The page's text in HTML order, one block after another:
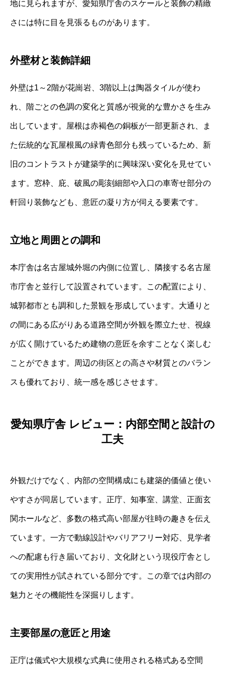
地に見られますが、愛知県庁舎のスケールと装飾の精緻
さには特に目を見張るものがあります。
外壁材と装飾詳細
外壁は1～2階が花崗岩、3階以上は陶器タイルが使わ
れ、階ごとの色調の変化と質感が視覚的な豊かさを生み
出しています。屋根は赤褐色の銅板が一部更新され、ま
た伝統的な瓦屋根風の緑青色部分も残っているため、新
旧のコントラストが建築学的に興味深い変化を見せてい
ます。窓枠、庇、破風の彫刻細部や入口の車寄せ部分の
軒回り装飾なども、意匠の凝り方が伺える要素です。
立地と周囲との調和
本庁舎は名古屋城外堀の内側に位置し、隣接する名古屋
市庁舎と並行して設置されています。この配置により、
城郭都市とも調和した景観を形成しています。大通りと
の間にある広がりある道路空間が外観を際立たせ、視線
が広く開けているため建物の意匠を余すことなく楽しむ
ことができます。周辺の街区との高さや材質とのバラン
スも優れており、統一感を感じさせます。
愛知県庁舎 レビュー：内部空間と設計の
工夫
外観だけでなく、内部の空間構成にも建築的価値と使い
やすさが同居しています。正庁、知事室、講堂、正面玄
関ホールなど、多数の格式高い部屋が往時の趣きを伝え
ています。一方で動線設計やバリアフリー対応、見学者
への配慮も行き届いており、文化財という現役庁舎とし
ての実用性が試されている部分です。この章では内部の
魅力とその機能性を深掘りします。
主要部屋の意匠と用途
正庁は儀式や大規模な式典に使用される格式ある空間